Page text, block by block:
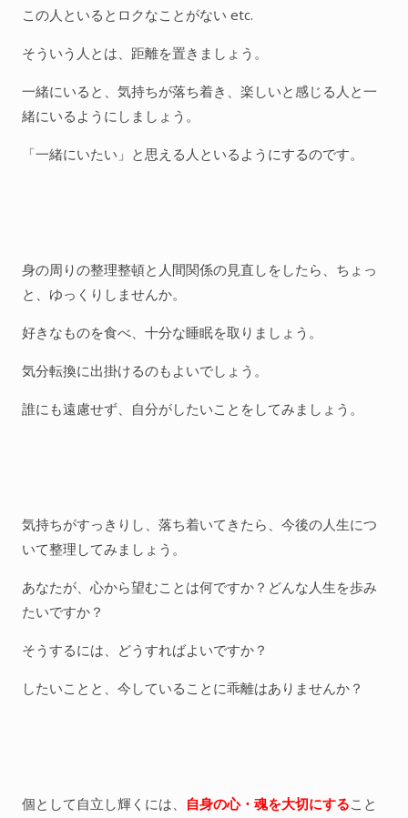
この人といるとロクなことがない etc.
そういう人とは、距離を置きましょう。
一緒にいると、気持ちが落ち着き、楽しいと感じる人と一
緒にいるようにしましょう。
「一緒にいたい」と思える人といるようにするのです。
身の周りの整理整頓と人間関係の見直しをしたら、ちょっ
と、ゆっくりしませんか。
好きなものを食べ、十分な睡眠を取りましょう。
気分転換に出掛けるのもよいでしょう。
誰にも遠慮せず、自分がしたいことをしてみましょう。
気持ちがすっきりし、落ち着いてきたら、今後の人生につ
いて整理してみましょう。
あなたが、心から望むことは何ですか？どんな人生を歩み
たいですか？
そうするには、どうすればよいですか？
したいことと、今していることに乖離はありませんか？
個として自立し輝くには、 自身の心・魂を大切にすること